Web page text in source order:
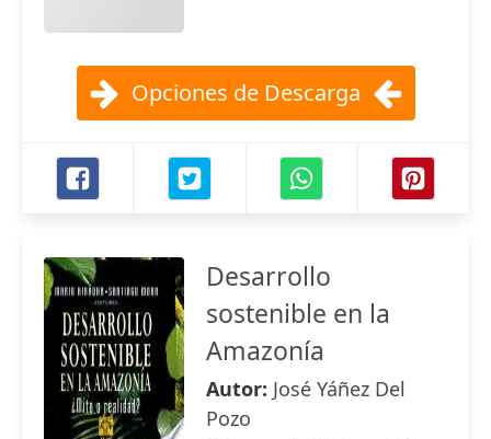
Opciones de Descarga
Desarrollo
sostenible en la
Amazonía
Autor: José Yáñez Del
Pozo